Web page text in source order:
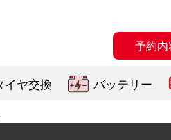
予約
イヤ交換 バッテリー